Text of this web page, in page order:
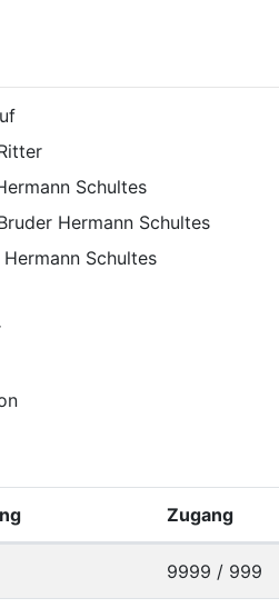
Schultes
Hermann Schultes
Schultes
Zugang
9999 / 999